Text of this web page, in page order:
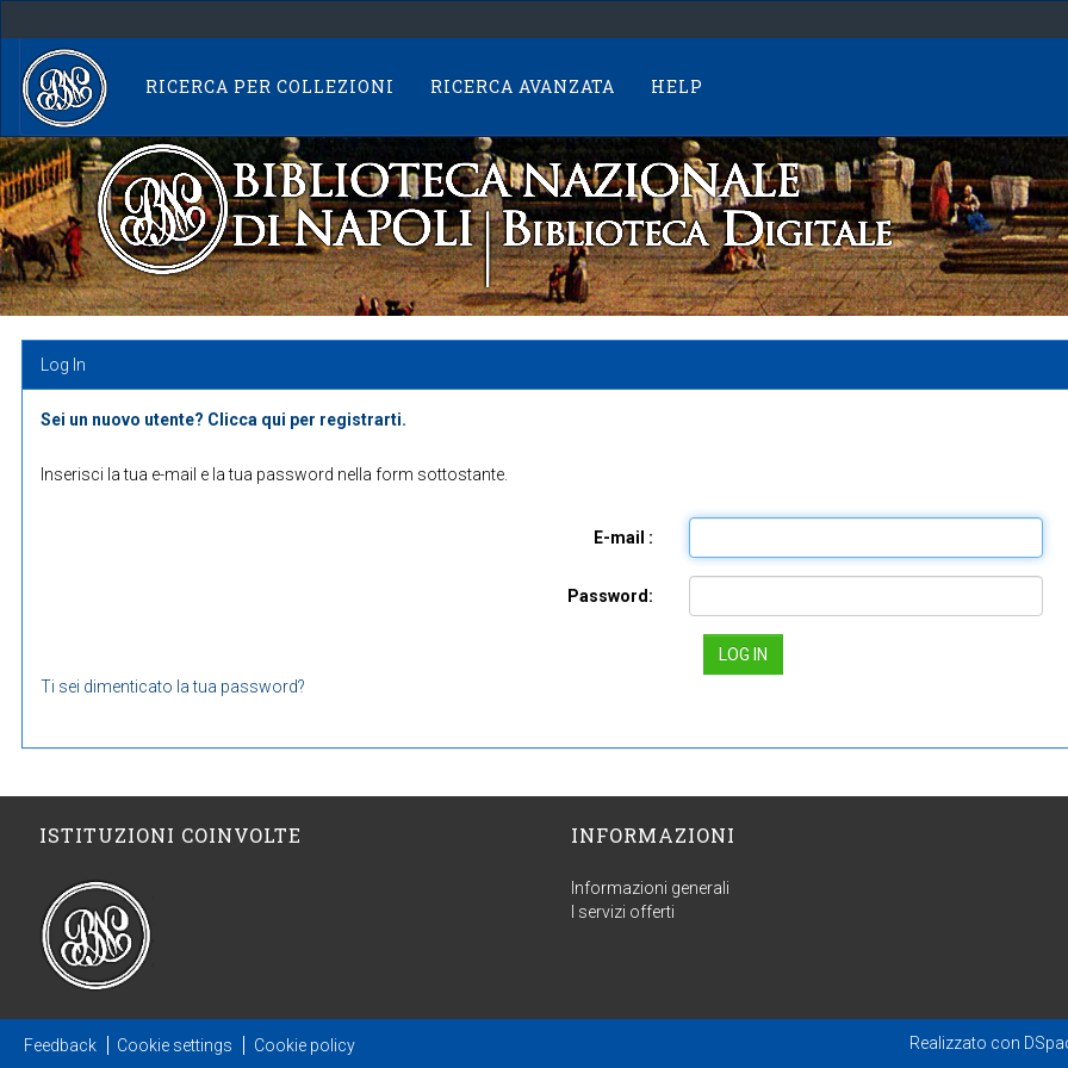
navigation
RICERCA PER COLLEZIONI RICERCA AVANZATA HELP
Log In
Sei un nuovo utente? Clicca qui per registrarti.
Inserisci la tua e-mail e la tua password nella form sottostante.
E-mail :
Password:
Ti sei dimenticato la tua password?
ISTITUZIONI COINVOLTE INFORMAZIONI
Informazioni generali
I servizi offerti
Feedback Cookie settings Cookie policy Realizzato con